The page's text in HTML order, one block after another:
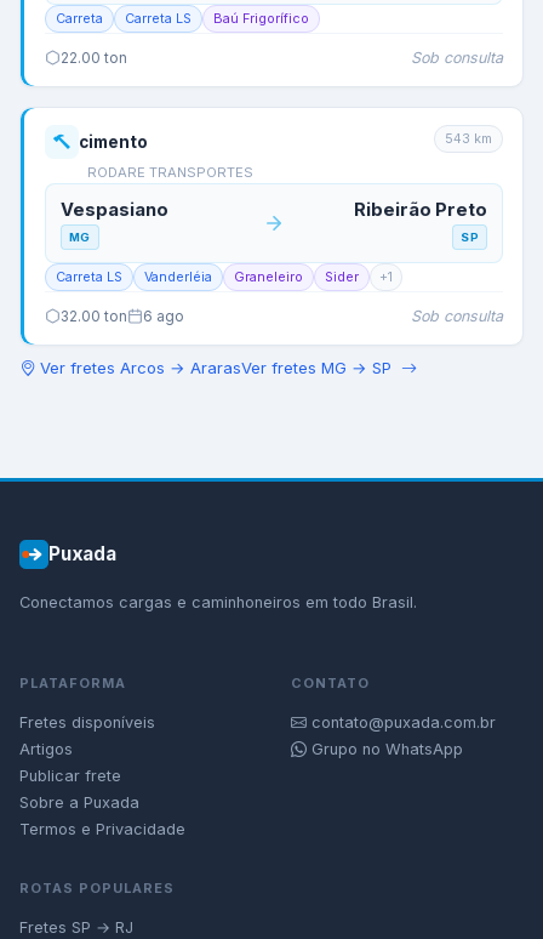
Carreta Carreta LS Baú Frigorífico
22.00 ton Sob consulta
cimento
RODARE TRANSPORTES
543 km
Vespasiano
MG
Ribeirão Preto
SP
Carreta LS Vanderléia Graneleiro Sider +1
32.00 ton 6 ago Sob consulta
Ver fretes Arcos → ArarasVer fretes MG → SP
Puxada
Conectamos cargas e caminhoneiros em todo Brasil.
PLATAFORMA
Fretes disponíveis
Artigos
Publicar frete
Sobre a Puxada
Termos e Privacidade
CONTATO
contato@puxada.com.br
Grupo no WhatsApp
ROTAS POPULARES
Fretes SP → RJ